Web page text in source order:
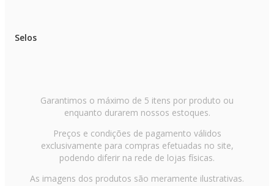
Não
2 microfones, Array (Direcional)
PLACA DE REDE
Wi-Fi 6E, 802.11ax 2x2
BLUETOOTH
Selos
Garantimos o máximo de 5 itens por produto ou
enquanto durarem nossos estoques.
Preços e condições de pagamento válidos
exclusivamente para compras efetuadas no site,
podendo diferir na rede de lojas físicas.
As imagens dos produtos são meramente ilustrativas.